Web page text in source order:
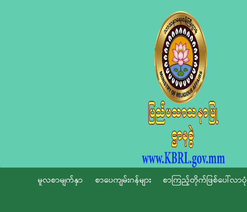
မူလစာမျက်နှာ စာပေကျမ်းဂန်များ စာကြည့်တိုက်ဖြစ်ပေါ်လာပုံ